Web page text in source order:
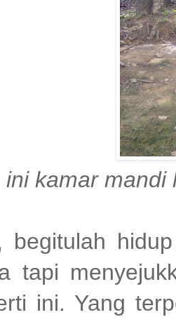
ini kamar mandi
begitulah
tapi
ini. Yang